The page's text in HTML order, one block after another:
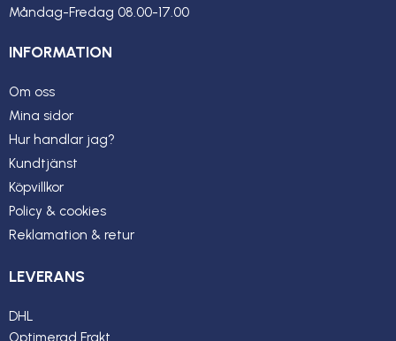
Måndag-Fredag 08.00-17.00
INFORMATION
Om oss
Mina sidor
Hur handlar jag?
Kundtjänst
Köpvillkor
Policy & cookies
Reklamation & retur
LEVERANS
DHL
Optimerad Frakt